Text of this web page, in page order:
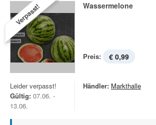
Verpasst! Wassermelone
Preis: € 0,99
Leider verpasst!
Gültig: 07.06. -
13.06.
Händler: Markthalle